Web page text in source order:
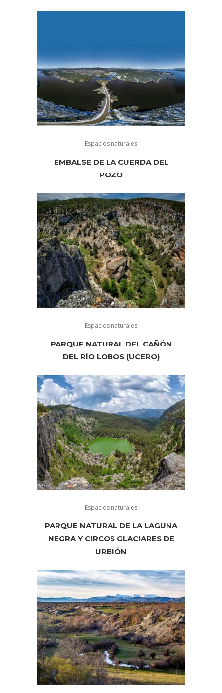
Espacios naturales
EMBALSE DE LA CUERDA DEL
POZO
Espacios naturales
PARQUE NATURAL DEL CAÑÓN
DEL RÍO LOBOS (UCERO)
Espacios naturales
PARQUE NATURAL DE LA LAGUNA
NEGRA Y CIRCOS GLACIARES DE
URBIÓN